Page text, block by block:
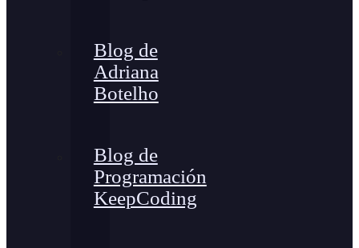
Blog de
Adriana
Botelho
Blog de
Programación
KeepCoding